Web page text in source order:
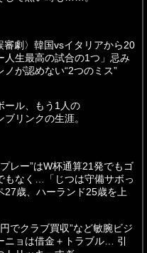
審劇〉韓国vsイタリアから20
生最高の試合の1つ」忌み
ノが認めない“2つのミス”
ール、もう1人の
リンクの生涯。
レー”はW杯通算21発でもゴ
もなく…「じつは守備サボっ
27歳、ハーランド25歳を上
でクラブ買収”など敏腕ビジ
ニョは借金＋トラブル… 引